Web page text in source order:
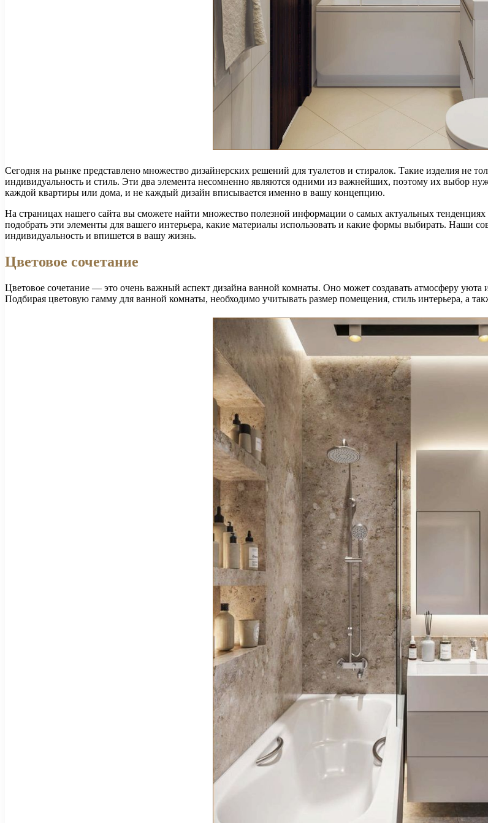
Сегодня на рынке представлено множество дизайнерских решений для туалетов и стиралок. Такие изделия не
индивидуальность и стиль. Эти два элемента несомненно являются одними из важнейших, поэтому их выбор
каждой квартиры или дома, и не каждый дизайн вписывается именно в вашу концепцию.
На страницах нашего сайта вы сможете найти множество полезной информации о самых актуальных
подобрать эти элементы для вашего интерьера, какие материалы использовать и какие формы выбирать. Наши
индивидуальность и впишется в вашу жизнь.
Цветовое сочетание
Цветовое сочетание — это очень важный аспект дизайна ванной комнаты. Оно может создавать атмосферу
Подбирая цветовую гамму для ванной комнаты, необходимо учитывать размер помещения, стиль интерьера, а